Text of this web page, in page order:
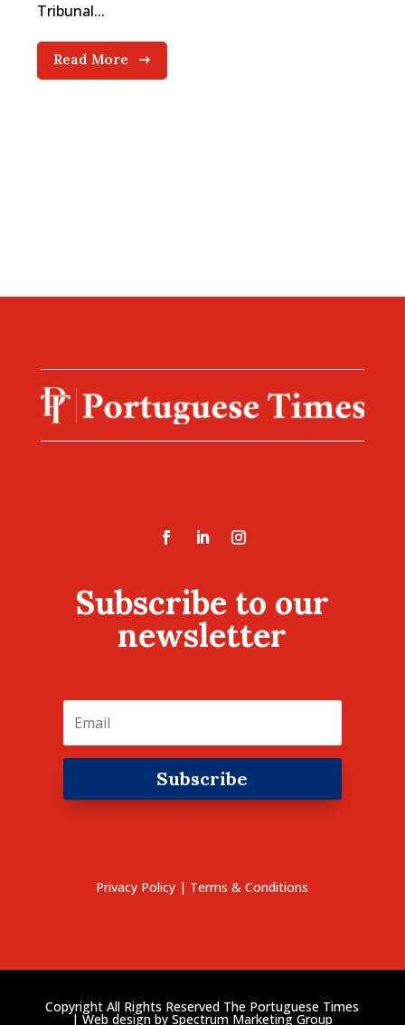
Tribunal...
Read More
Subscribe to our
newsletter
Subscribe
Privacy Policy | Terms & Conditions
Copyright All Rights Reserved The Portuguese Times
| Web design bySpectrum Marketing Group